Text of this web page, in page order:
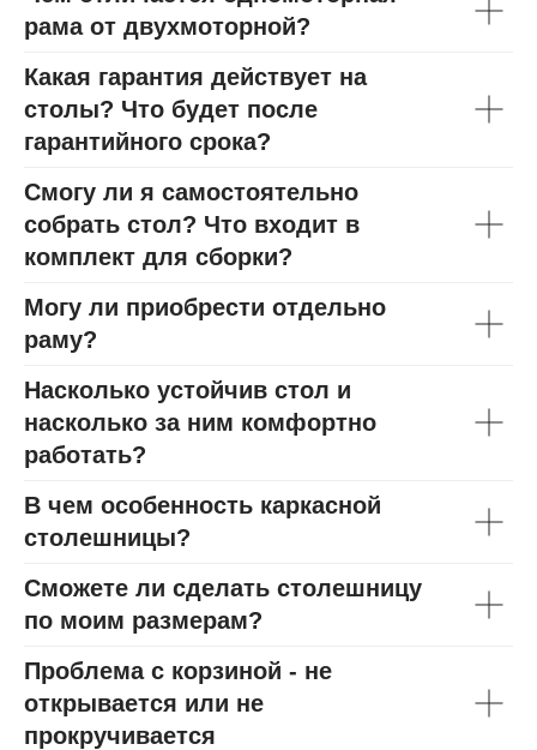
рама от двухмоторной?
Какая гарантия действует на
столы? Что будет после
гарантийного срока?
Смогу ли я самостоятельно
собрать стол? Что входит в
комплект для сборки?
Могу ли приобрести отдельно
раму?
Насколько устойчив стол и
насколько за ним комфортно
работать?
В чем особенность каркасной
столешницы?
Сможете ли сделать столешницу
по моим размерам?
Проблема с корзиной - не
открывается или не
прокручивается